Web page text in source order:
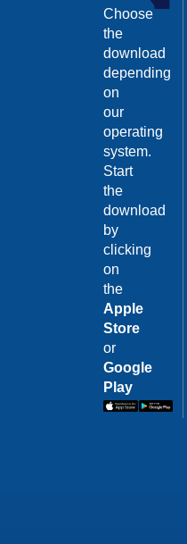
Choose
the
download
depending
on
our
operating
system.
Start
the
download
by
clicking
on
the
Apple
Store
or
Google
Play